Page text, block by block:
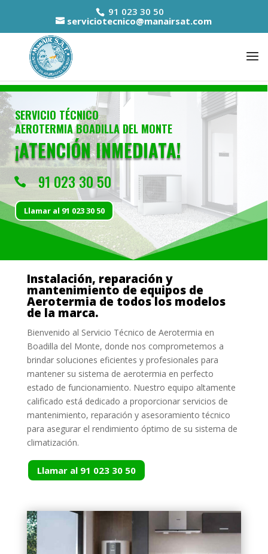
91 023 30 50
serviciotecnico@manairsat.com
SERVICIO TÉCNICO
AEROTERMIA BOADILLA DEL MONTE
¡ATENCIÓN INMEDIATA!
 91 023 30 50
Llamar al 91 023 30 50
Instalación, reparación y
mantenimiento de equipos de
Aerotermia de todos los modelos
de la marca.
Bienvenido al Servicio Técnico de Aerotermia en
Boadilla del Monte, donde nos comprometemos a
brindar soluciones eficientes y profesionales para
mantener su sistema de aerotermia en perfecto
estado de funcionamiento. Nuestro equipo altamente
calificado está dedicado a proporcionar servicios de
mantenimiento, reparación y asesoramiento técnico
para asegurar el rendimiento óptimo de su sistema de
climatización.
Llamar al 91 023 30 50